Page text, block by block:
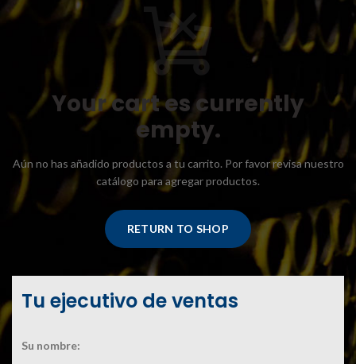
Your cart es currently
empty.
Aún no has añadido productos a tu carrito. Por favor revisa nuestro
catálogo para agregar productos.
RETURN TO SHOP
Tu ejecutivo de ventas
Su nombre: